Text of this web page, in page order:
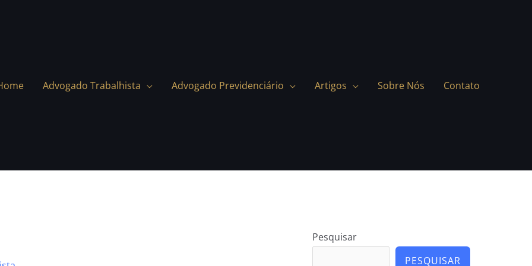
Advogado Trabalhista Advogado Previdenciário Artigos Sobre Nós Contato
Pesquisar
PESQUISAR